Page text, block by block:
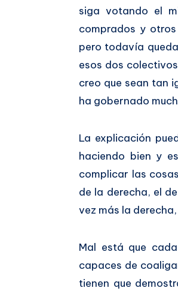
siga votando el
comprados y
pero todavía
esos dos
creo que sean tan
ha gobernado
La explicación
haciendo bien y
complicar las
de la derecha, el
vez más la
Mal está que
capaces de
tienen que